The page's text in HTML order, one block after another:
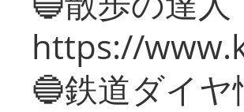
https://
🔵鉄道ダイヤ